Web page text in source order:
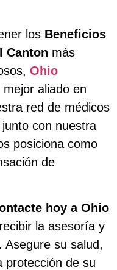
los Beneficios
Canton más
Ohio
mejor aliado en
red de médicos
con nuestra
posiciona como
de
hoy a Ohio
la asesoría y
Asegure su salud,
protección de su